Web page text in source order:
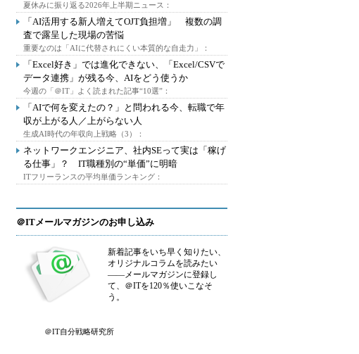
夏休みに振り返る2026年上半期ニュース：
「AI活用する新人増えてOJT負担増」 複数の調
査で露呈した現場の苦悩
重要なのは「AIに代替されにくい本質的な自走力」：
「Excel好き」では進化できない、「Excel/CSVで
データ連携」が残る今、AIをどう使うか
今週の「＠IT」よく読まれた記事“10選”：
「AIで何を変えたの？」と問われる今、転職で年
収が上がる人／上がらない人
生成AI時代の年収向上戦略（3）：
ネットワークエンジニア、社内SEって実は「稼げ
る仕事」？ IT職種別の“単価”に明暗
ITフリーランスの平均単価ランキング：
＠ITメールマガジンのお申し込み
新着記事をいち早く知りたい、
オリジナルコラムを読みたい
――メールマガジンに登録し
て、＠ITを120％使いこなそ
う。
＠IT自分戦略研究所